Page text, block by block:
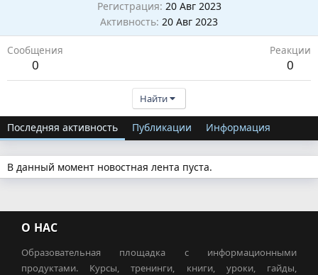
Регистрация 20 Авг 2023
Активность 20 Авг 2023
Сообщения
0
Реакции
0
Найти
Последняя активность Публикации Информация
В данный момент новостная лента пуста.
О НАС
Образовательная площадка с информационными
продуктами. Курсы, тренинги, книги, уроки, гайды,